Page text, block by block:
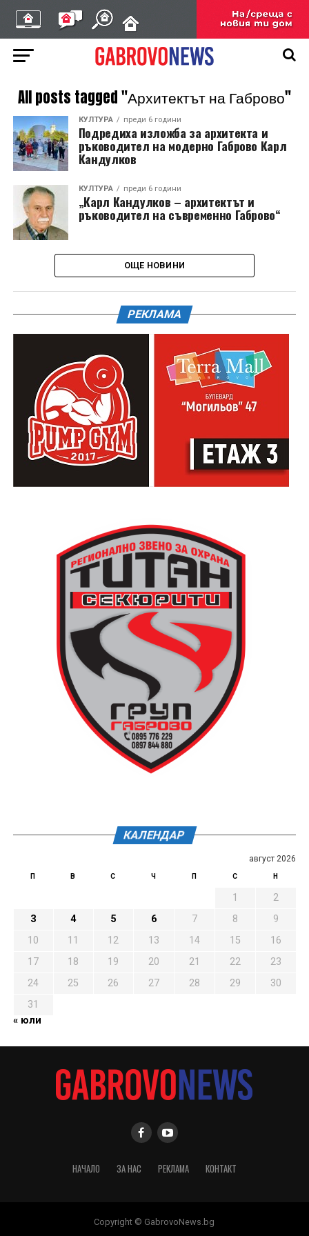
All posts tagged "Архитектът на Габрово"
КУЛТУРА преди 6 години
Подредиха изложба за архитекта и
ръководител на модерно Габрово Карл
Кандулков
КУЛТУРА преди 6 години
„Карл Кандулков – архитектът и
ръководител на съвременно Габрово“
ОЩЕ НОВИНИ
РЕКЛАМА
КАЛЕНДАР
август 2026
П В С Ч П С Н
1
2
3
4 5 6 7 8
9
10
11 12 13 14 15
16
17
18 19 20 21 22
23
24
25 26 27 28 29
30
31
« юли
НАЧАЛО ЗА НАС РЕКЛАМА КОНТАКТ
Copyright © GabrovoNews.bg